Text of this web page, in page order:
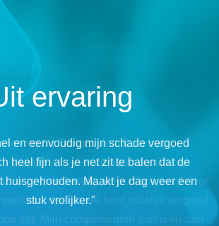
ervaring
en eenvoudig mijn schade vergoed
heel fijn als je net zit te balen dat de
huisgehouden. Maakt je dag weer een
stuk vrolijker."
vooruitstrevend op het gebied van
en automatisering en staat volledig
intermediair. Voor ons de perfecte
partner".
zijn we met ons kantoor betrokken bij
Een samenwerking met korte
Na 17 jaar zijn we nog steeds erg
over de samenwerking met Connect
Assuradeuren".